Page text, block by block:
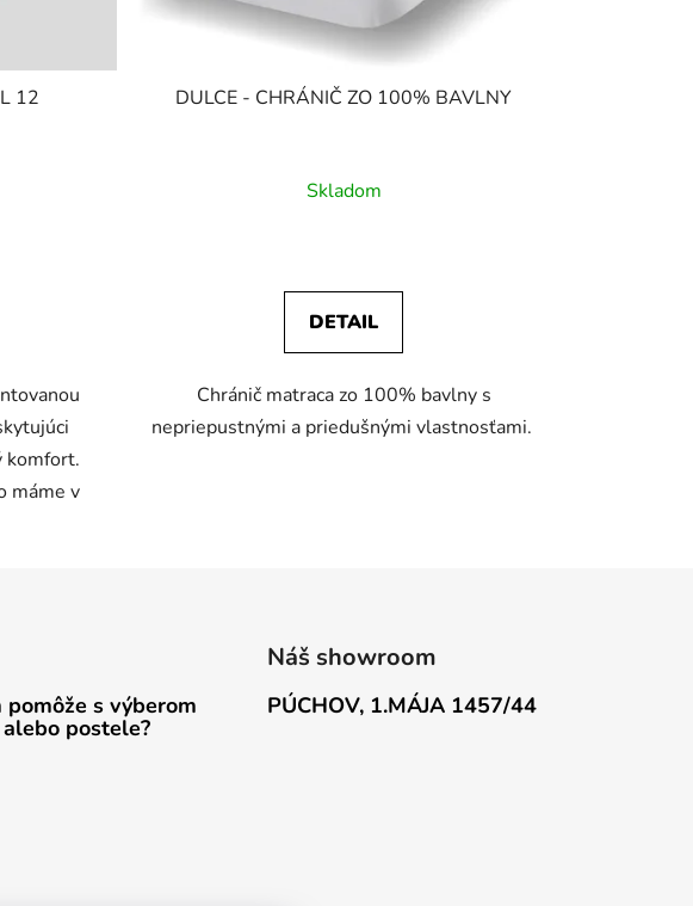
12
komfort.
máme v
DULCE - CHRÁNIČ ZO 100% BAVLNY
Skladom
DETAIL
Chránič matraca zo 100% bavlny s
nepriepustnými a priedušnými vlastnosťami.
pomôže s výberom
postele?
Náš showroom
PÚCHOV, 1.MÁJA 1457/44